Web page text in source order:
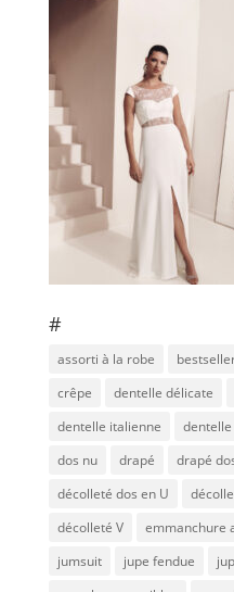
#
assorti à la robe
crêpe
dentelle délicate
dentelle italienne
dos nu
drapé drapé
décolleté dos en U
décolleté V
emmanchure
jumsuit
jupe fendue